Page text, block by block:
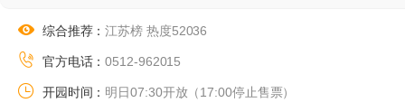
综合推荐：江苏榜 热度52036
官方电话：0512-962015
开园时间： 明日07:30开放（17:00停止售票）